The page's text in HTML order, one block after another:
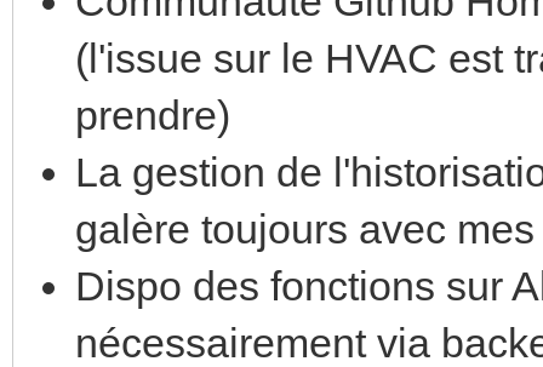
(l'issue sur le HVAC est
prendre)
La gestion de
galère toujours avec
Dispo des fonctions sur
nécessairement via